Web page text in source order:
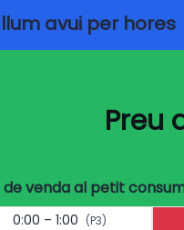
avui per hores
Preu
de venda al petit
0:00 – 1:00 (P3)